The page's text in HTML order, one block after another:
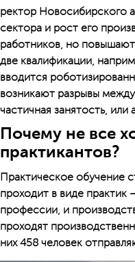
ректор Новосибирского
сектора и рост его
работников, но
две квалификации,
вводится
возникают разрывы
частичная занятость, или
Почему не все
практикантов?
Практическое обучение
проходит в виде практик
профессии, и
проходят
них 458 человек